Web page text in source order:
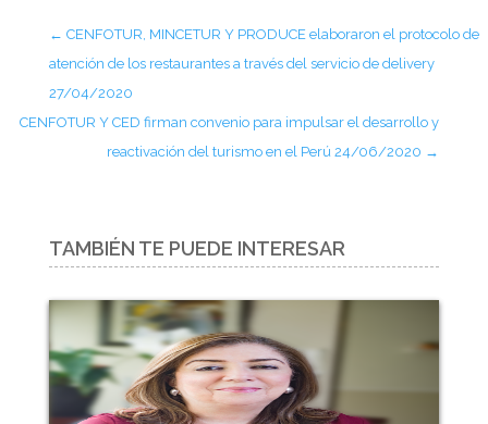
← CENFOTUR, MINCETUR Y PRODUCE elaboraron el protocolo de
atención de los restaurantes a través del servicio de delivery
27/04/2020
CENFOTUR Y CED firman convenio para impulsar el desarrollo y
reactivación del turismo en el Perú 24/06/2020 →
TAMBIÉN TE PUEDE INTERESAR